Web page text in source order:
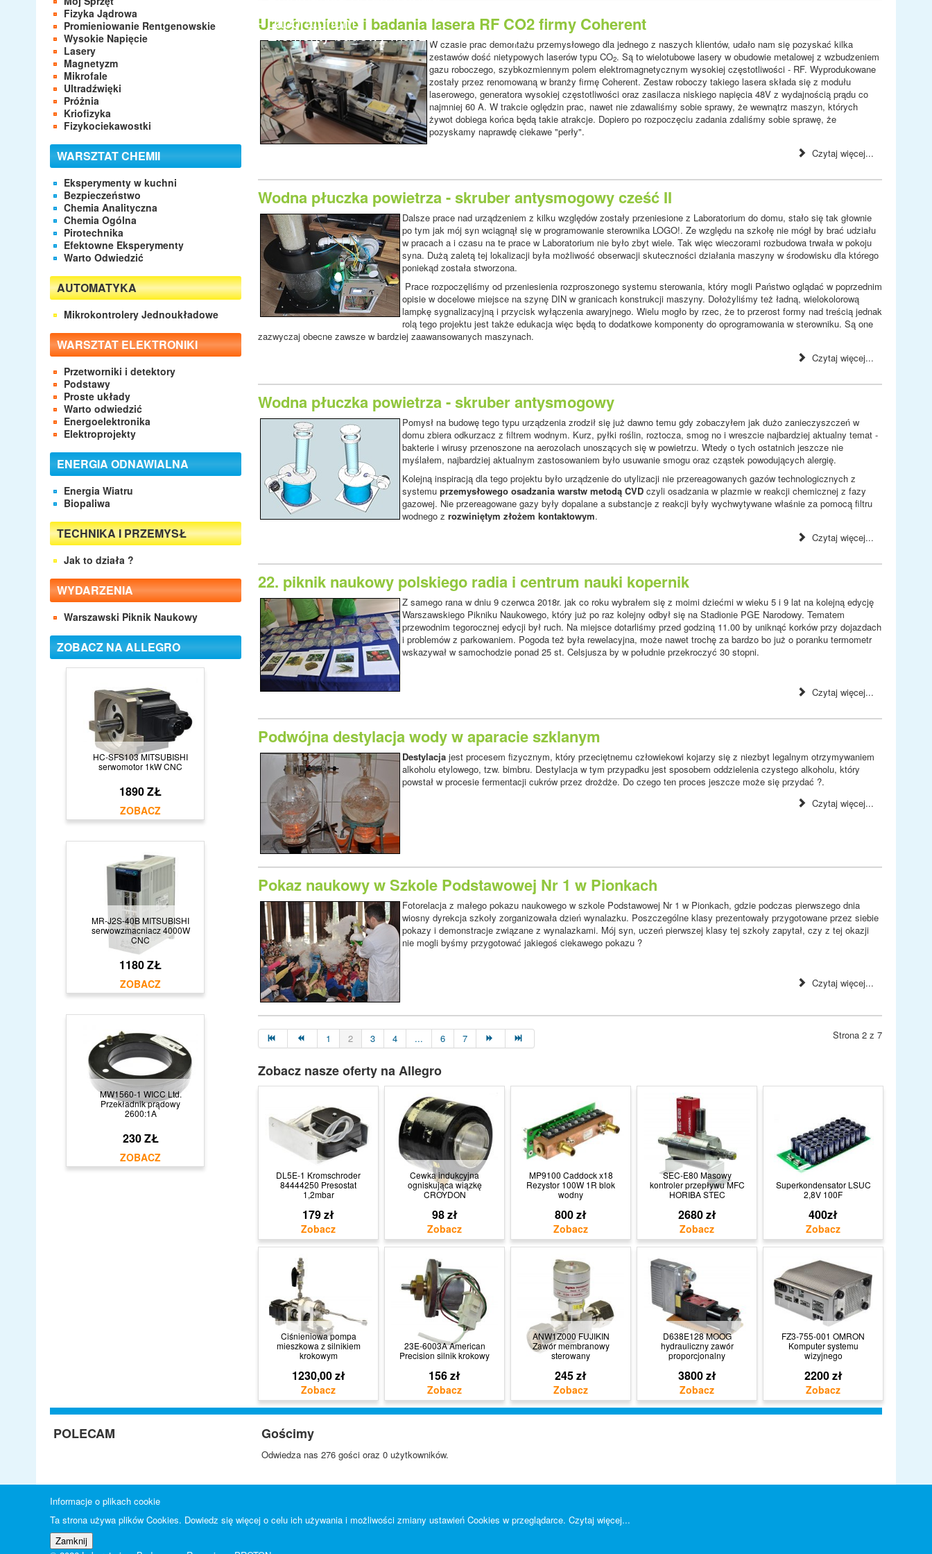
Fizyka Jądrowa
Promieniowanie Rentgenowskie
Wysokie Napięcie
Lasery
Magnetyzm
Mikrofale
Ultradźwięki
Próżnia
Kriofizyka
Fizykociekawostki
WARSZTAT CHEMII
Eksperymenty w kuchni
Bezpieczeństwo
Chemia Analityczna
Chemia Ogólna
Pirotechnika
Efektowne Eksperymenty
Warto Odwiedzić
AUTOMATYKA
Mikrokontrolery Jednoukładowe
WARSZTAT ELEKTRONIKI
Przetworniki i detektory
Podstawy
Proste układy
Warto odwiedzić
Energoelektronika
Elektroprojekty
ENERGIA ODNAWIALNA
Energia Wiatru
Biopaliwa
TECHNIKA I PRZEMYSŁ
Jak to działa ?
WYDARZENIA
Warszawski Piknik Naukowy
ZOBACZ NA ALLEGRO
HC-SFS103 MITSUBISHI
serwomotor 1kW CNC
1890 ZŁ
MR-J2S-40B MITSUBISHI
serwowzmacniacz 4000W
CNC
1180 ZŁ
MW1560-1 WICC Ltd.
Przekładnik prądowy
2600:1A
230 ZŁ
- Laboratorium,
- Elementy budowy maszyn i wiele innych.
Uruchomienie i badania lasera RF CO2 firmy Coherent
W czasie prac demontażu przemysłowego dla jednego z naszych klientów, udało nam się pozyskać kilka
zestawów dość nietypowych laserów typu CO2. Są to wielotubowe lasery w obudowie metalowej z wzbudzeniem
gazu roboczego, szybkozmiennym polem elektromagnetycznym wysokiej częstotliwości - RF. Wyprodukowane
zostały przez renomowaną w branży firmę Coherent. Zestaw roboczy takiego lasera składa się z modułu
laserowego, generatora wysokiej częstotliwości oraz zasilacza niskiego napięcia 48V z wydajnością prądu co
najmniej 60 A. W trakcie oględzin prac, nawet nie zdawaliśmy sobie sprawy, że wewnątrz maszyn, których
żywot dobiega końca będą takie atrakcje. Dopiero po rozpoczęciu zadania zdaliśmy sobie sprawę, że
pozyskamy naprawdę ciekawe "perły".
Czytaj więcej...
Wodna płuczka powietrza - skruber antysmogowy cześć II
Dalsze prace nad urządzeniem z kilku względów zostały przeniesione z Laboratorium do domu, stało się tak głownie
po tym jak mój syn wciągnął się w programowanie sterownika LOGO!. Ze względu na szkołę nie mógł by brać udziału
w pracach a i czasu na te prace w Laboratorium nie było zbyt wiele. Tak więc wieczorami rozbudowa trwała w pokoju
syna. Dużą zaletą tej lokalizacji była możliwość obserwacji skuteczności działania maszyny w środowisku dla którego
poniekąd została stworzona.
Prace rozpoczęliśmy od przeniesienia rozproszonego systemu sterowania, który mogli Państwo oglądać w poprzednim
opisie w docelowe miejsce na szynę DIN w granicach konstrukcji maszyny. Dołożyliśmy też ładną, wielokolorową
lampkę sygnalizacyjną i przycisk wyłączenia awaryjnego. Wielu mogło by rzec, że to przerost formy nad treścią jednak
rolą tego projektu jest także edukacja więc będą to dodatkowe komponenty do oprogramowania w sterowniku. Są one
zazwyczaj obecne zawsze w bardziej zaawansowanych maszynach.
Czytaj więcej...
Wodna płuczka powietrza - skruber antysmogowy
Pomysł na budowę tego typu urządzenia zrodził się już dawno temu gdy zobaczyłem jak dużo zanieczyszczeń w
domu zbiera odkurzacz z filtrem wodnym. Kurz, pyłki roślin, roztocza, smog no i wreszcie najbardziej aktualny temat -
bakterie i wirusy przenoszone na aerozolach unoszących się w powietrzu. Wtedy o tych ostatnich jeszcze nie
myślałem, najbardziej aktualnym zastosowaniem było usuwanie smogu oraz cząstek powodujących alergię.
Kolejną inspiracją dla tego projektu było urządzenie do utylizacji nie przereagowanych gazów technologicznych z
systemu przemysłowego osadzania warstw metodą CVD czyli osadzania w plazmie w reakcji chemicznej z fazy
gazowej. Nie przereagowane gazy były dopalane a substancje z reakcji były wychwytywane właśnie za pomocą filtru
wodnego z rozwiniętym złożem kontaktowym.
Czytaj więcej...
22. piknik naukowy polskiego radia i centrum nauki kopernik
Z samego rana w dniu 9 czerwca 2018r. jak co roku wybrałem się z moimi dziećmi w wieku 5 i 9 lat na kolejną edycję
Warszawskiego Pikniku Naukowego, który już po raz kolejny odbył się na Stadionie PGE Narodowy. Tematem
przewodnim tegorocznej edycji był ruch. Na miejsce dotarliśmy przed godziną 11.00 by uniknąć korków przy dojazdach
i problemów z parkowaniem. Pogoda też była rewelacyjna, może nawet trochę za bardzo bo już o poranku termometr
wskazywał w samochodzie ponad 25 st. Celsjusza by w południe przekroczyć 30 stopni.
Czytaj więcej...
Podwójna destylacja wody w aparacie szklanym
Destylacja jest procesem fizycznym, który przeciętnemu człowiekowi kojarzy się z niezbyt legalnym otrzymywaniem
alkoholu etylowego, tzw. bimbru. Destylacja w tym przypadku jest sposobem oddzielenia czystego alkoholu, który
powstał w procesie fermentacji cukrów przez drożdże. Do czego ten proces jeszcze może się przydać ?.
Czytaj więcej...
Pokaz naukowy w Szkole Podstawowej Nr 1 w Pionkach
Fotorelacja z małego pokazu naukowego w szkole Podstawowej Nr 1 w Pionkach, gdzie podczas pierwszego dnia
wiosny dyrekcja szkoły zorganizowała dzień wynalazku. Poszczególne klasy prezentowały przygotowane przez siebie
pokazy i demonstracje związane z wynalazkami. Mój syn, uczeń pierwszej klasy tej szkoły zapytał, czy z tej okazji
nie mogli byśmy przygotować jakiegoś ciekawego pokazu ?
Czytaj więcej...
Strona 2 z 7
1 2 3 4 ... 6 7
Zobacz nasze oferty na Allegro
DL5E-1 Kromschroder
84444250 Presostat
1,2mbar
179 zł
Cewka indukcyjna
ogniskująca wiązkę
CROYDON
98 zł
MP9100 Caddock x18
Rezystor 100W 1R blok
wodny
800 zł
SEC-E80 Masowy
kontroler przepływu MFC
HORIBA STEC
2680 zł
Superkondensator LSUC
2,8V 100F
400zł
Ciśnieniowa pompa
mieszkowa z silnikiem
krokowym
1230,00 zł
23E-6003A American
Precision silnik krokowy
156 zł
ANW1Z000 FUJIKIN
Zawór membranowy
sterowany
245 zł
D638E128 MOOG
hydrauliczny zawór
proporcjonalny
3800 zł
FZ3-755-001 OMRON
Komputer systemu
wizyjnego
2200 zł
POLECAM Gościmy
Odwiedza nas 276 gości oraz 0 użytkowników.
Informacje o plikach cookie
Ta strona używa plików Cookies. Dowiedz się więcej o celu ich używania i możliwości zmiany ustawień Cookies w przeglądarce. Czytaj więcej...